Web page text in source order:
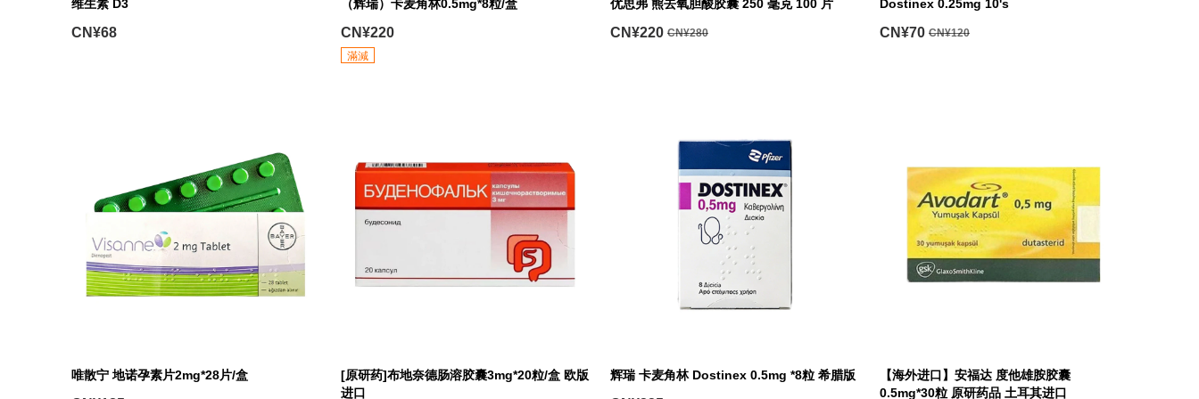
维生素 D3
CN¥68
（辉瑞）卡麦角林0.5mg*8粒/盒
CN¥220
滿減
优思弗 熊去氧胆酸胶囊 250 毫克 100 片
CN¥220 CN¥280
Dostinex 0.25mg 10's
CN¥70 CN¥120
唯散宁 地诺孕素片2mg*28片/盒
[原研药]布地奈德肠溶胶囊3mg*20粒/盒 欧版
进口
辉瑞 卡麦角林 Dostinex 0.5mg *8粒 希腊版
【海外进口】安福达 度他雄胺胶囊
0.5mg*30粒 原研药品 土耳其进口